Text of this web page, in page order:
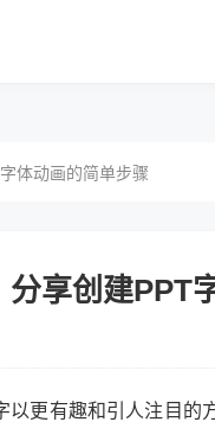
体动画的简单步骤
享创建PPT
更有趣和引人注目的